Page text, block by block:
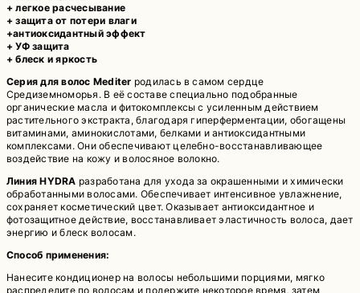
+ легкое расчесывание
+ защита от потери влаги
+антиоксидантный эффект
+ УФ защита
+ блеск и яркость
Серия для волос Mediter родилась в самом сердце
Средиземноморья. В её составе специально подобранные
органические масла и фитокомплексы с усиленным действием
растительного экстракта, благодаря гиперферментации, обогащены
витаминами, аминокислотами, белками и антиоксидантными
комплексами. Они обеспечивают целебно-восстанавливающее
воздействие на кожу и волосяное волокно.
Линия HYDRA разработана для ухода за окрашенными и химически
обработанными волосами. Обеспечивает интенсивное увлажнение,
сохраняет косметический цвет. Оказывает антиоксидантное и
фотозащитное действие, восстанавливает эластичность волоса, дает
энергию и блеск волосам.
Способ применения:
Нанесите кондиционер на волосы небольшими порциями, мягко
распределите по волосам и подержите некоторое время, затем